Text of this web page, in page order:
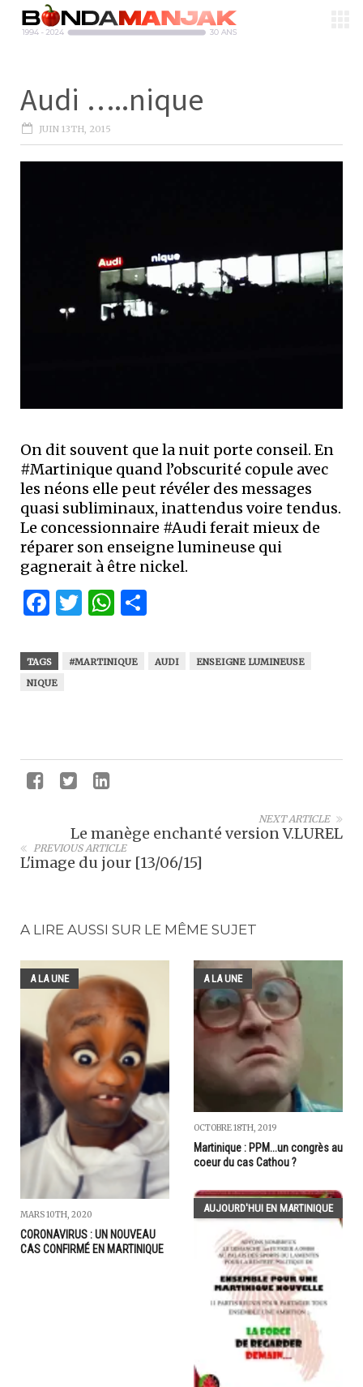
Audi …..nique
JUIN 13TH, 2015
On dit souvent que la nuit porte conseil. En
#Martinique quand l’obscurité copule avec
les néons elle peut révéler des messages
quasi subliminaux, inattendus voire tendus.
Le concessionnaire #Audi ferait mieux de
réparer son enseigne lumineuse qui
gagnerait à être nickel.
Facebook
Twitter
WhatsApp
TAGS #MARTINIQUE AUDI
ENSEIGNE LUMINEUSE
NIQUE
NEXT ARTICLE
Le manège enchanté version V.LUREL
PREVIOUS ARTICLE
L'image du jour [13/06/15]
A LIRE AUSSI SUR LE MÊME SUJET
A LA UNE
MARS 10TH, 2020
CORONAVIRUS : UN NOUVEAU
CAS CONFIRMÉ EN MARTINIQUE
A LA UNE
OCTOBRE 18TH, 2019
Martinique : PPM...un congrès au
coeur du cas Cathou ?
AUJOURD'HUI EN MARTINIQUE